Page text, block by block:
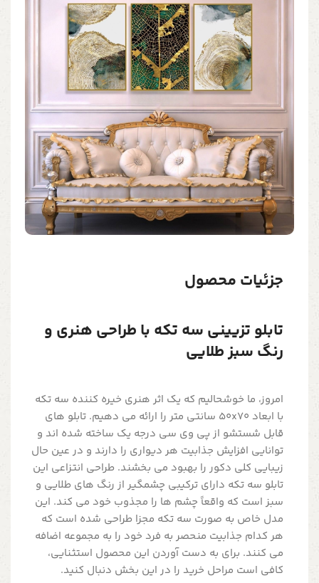
جزئیات محصول
تابلو تزیینی سه تکه با طراحی هنری و
رنگ سبز طلایی
امروز، ما خوشحالیم که یک اثر هنری خیره کننده سه تکه
با ابعاد 50x70 سانتی متر را ارائه می دهیم. تابلو های
قابل شستشو از پی وی سی درجه یک ساخته شده اند و
توانایی افزایش جذابیت هر دیواری را دارند و در عین حال
زیبایی کلی دکور را بهبود می بخشند. طراحی انتزاعی این
تابلو سه تکه دارای ترکیبی چشمگیر از رنگ های طلایی و
سبز است که واقعاً چشم ها را مجذوب خود می کند. این
مدل خاص به صورت سه تکه مجزا طراحی شده است که
هر کدام جذابیت منحصر به فرد خود را به مجموعه اضافه
می کنند. برای به دست آوردن این محصول استثنایی،
کافی است مراحل خرید را در این بخش دنبال کنید.